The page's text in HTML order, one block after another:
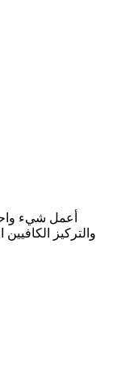
أعمل شيء
والتركيز